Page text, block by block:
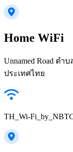
Home WiFi
Unnamed Road ต
ประเทศไทย
TH_Wi-